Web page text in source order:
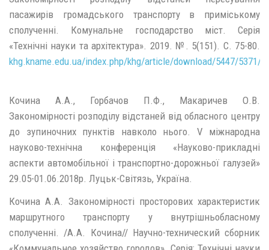
пасажирів громадського транспорту в приміському
сполученні. Комунальне господарство міст. Серія
«Технічні науки та архітектура». 2019. №. 5(151). С. 75-80.
khg.kname.edu.ua/index.php/khg/article/download/5447/5371/
Кочина А.А., Горбачов П.Ф., Макаричев О.В.
Закономірності розподілу відстаней від обласного центру
до зупиночних пунктів навколо нього. V міжнародна
науково-технічна конференція «Науково-прикладні
аспекти автомобільної і транспортно-дорожньої галузей»
29.05-01.06.2018р. Луцьк-Світязь, Україна.
Кочина А.А. Закономірності просторових характеристик
маршрутного транспорту у внутрішньобласному
сполученні. /А.А. Кочина// Научно-технический сборник